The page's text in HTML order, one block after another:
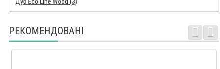
Дуб Eco Line Wood (3)
РЕКОМЕНДОВАНІ